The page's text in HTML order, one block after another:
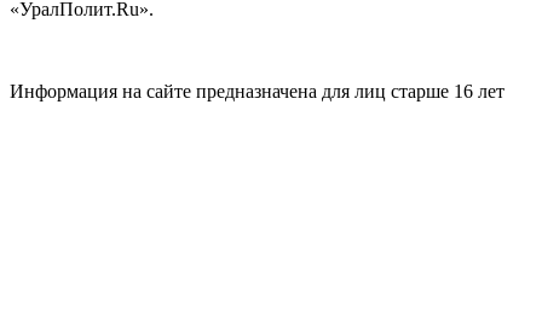
«УралПолит.Ru».
Информация на сайте предназначена для лиц старше 16 лет